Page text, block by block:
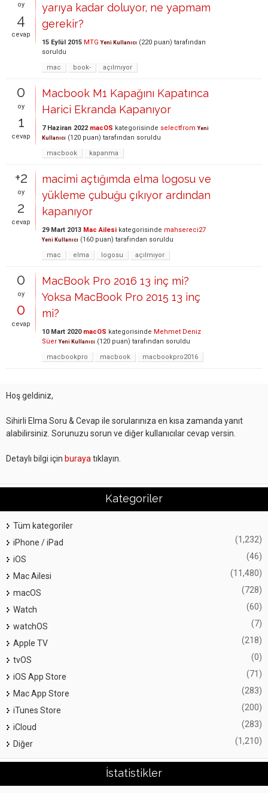
oy
4
cevap
yarıya kadar doluyor, ne yapmam
gerekir?
15 Eylül 2015 MTG Yeni Kullanıcı (220 puan) tarafından
soruldu
mac
book- açılmıyor
0
oy
1
cevap
Macbook M1 Kapağını Kapatınca
Harici Ekranda Kapanıyor
7 Haziran 2022 macOS kategorisinde selectfrom Yeni
Kullanıcı (120 puan) tarafından soruldu
macbook
kapanma
+2
oy
2
cevap
macimi açtığımda elma logosu ve
yükleme çubuğu çıkıyor ardından
kapanıyor
29 Mart 2013 Mac Ailesi kategorisinde mahsereci27
Yeni Kullanıcı (160 puan) tarafından soruldu
mac
elma logosu açılmıyor
0
oy
0
cevap
MacBook Pro 2016 13 inç mi?
Yoksa MacBook Pro 2015 13 inç
mi?
10 Mart 2020 macOS kategorisinde Mehmet Deniz
Süer Yeni Kullanıcı (120 puan) tarafından soruldu
macbookpro
macbook macbookpro2016
Hoş geldiniz,
Sihirli Elma Soru & Cevap ile sorularınıza en kısa zamanda yanıt
alabilirsiniz. Sorunuzu sorun ve diğer kullanıcılar cevap versin.
Detaylı bilgi için buraya tıklayın.
Kategoriler
Tüm kategoriler
iPhone / iPad
(1,232)
iOS (46)
Mac Ailesi (11,480)
macOS (728)
Watch (60)
watchOS (7)
Apple TV (218)
tvOS (0)
iOS App Store (71)
Mac App Store (283)
iTunes Store (200)
iCloud (283)
Diğer (1,210)
İstatistikler